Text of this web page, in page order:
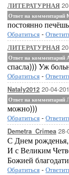
ЛИТЕРАТУРНАЯ
Ответ на комментарий
постоянно
Обратиться -
ЛИТЕРАТУРНАЯ
Ответ на комментарий
спасла))) Уж
Обратиться -
Nataly2012 20-04-
Ответ на
можно)))
Обратиться -
Demetra_Crimea 28-
С Днем
И с Великим
Божией
Обратиться -